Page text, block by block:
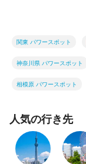
関東 パワースポット
神奈川県 パワースポット
相模原 パワースポット
人気の行き先